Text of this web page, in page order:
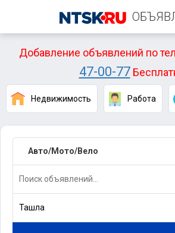
Добавление объявлений по
47-00-77
Недвижимость Работа
Авто/Мото/Вело
Ташла